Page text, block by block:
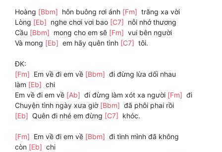
Hoàng [Bbm] hôn buông rơi ánh [Fm] trăng xa vời
Lòng [Eb] nghe chơi vơi bao [C7] nỗi nhớ thương
Cầu [Bbm] mong cho em sẽ [Fm] vui bên người
Và mong [Eb] em hãy quên tình [C7] tôi.
ĐK:
[Fm] Em về đi em về [Bbm] đi đừng lừa dối nhau
làm [Eb] chi
Em về đi em về [Ab] đi đừng làm xót xa người [Fm] đi
Chuyện tình ngày xưa giờ [Bbm] đã phôi phai rồi
[Eb] Quên đi nhé em đừng [C7] khóc.
[Fm] Em về đi em về [Bbm] đi tình mình đã không
còn [Eb] chi